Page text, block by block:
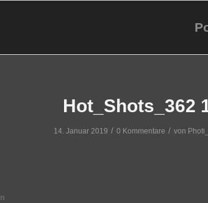
Hot_Shots_362
14. Januar 2019 / 0 Kommentare / von